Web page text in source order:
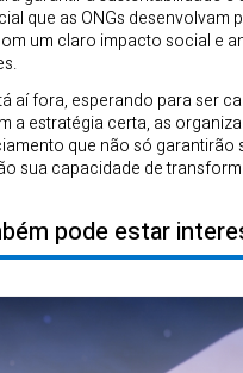
que as ONGs desenvolvam
um claro impacto social e
aí fora, esperando para ser
a estratégia certa, as
que não só garantirão
sua capacidade de
pode estar